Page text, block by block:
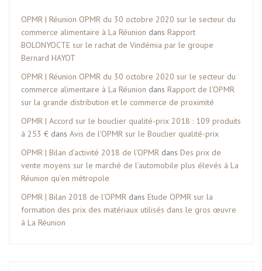
OPMR | Réunion OPMR du 30 octobre 2020 sur le secteur du
commerce alimentaire à La Réunion dans Rapport
BOLONYOCTE sur le rachat de Vindémia par le groupe
Bernard HAYOT
OPMR | Réunion OPMR du 30 octobre 2020 sur le secteur du
commerce alimentaire à La Réunion dans Rapport de l’OPMR
sur la grande distribution et le commerce de proximité
OPMR | Accord sur le bouclier qualité-prix 2018 : 109 produits
à 253 € dans Avis de l’OPMR sur le Bouclier qualité-prix
OPMR | Bilan d’activité 2018 de l’OPMR dans Des prix de
vente moyens sur le marché de l’automobile plus élevés à La
Réunion qu’en métropole
OPMR | Bilan 2018 de l’OPMR dans Etude OPMR sur la
formation des prix des matériaux utilisés dans le gros œuvre
à La Réunion